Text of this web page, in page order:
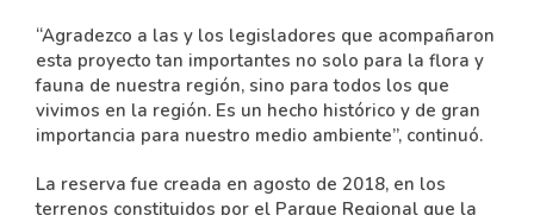
“Agradezco a las y los legisladores que acompañaron
esta proyecto tan importantes no solo para la flora y
fauna de nuestra región, sino para todos los que
vivimos en la región. Es un hecho histórico y de gran
importancia para nuestro medio ambiente”, continuó.
La reserva fue creada en agosto de 2018, en los
terrenos constituidos por el Parque Regional que la